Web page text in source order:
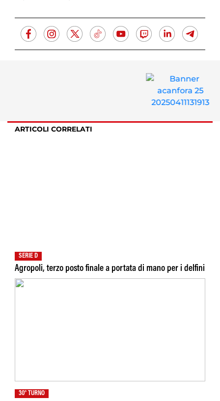
ARTICOLI CORRELATI
SERIE D
Agropoli, terzo posto finale a portata di mano per i delfini
30° TURNO